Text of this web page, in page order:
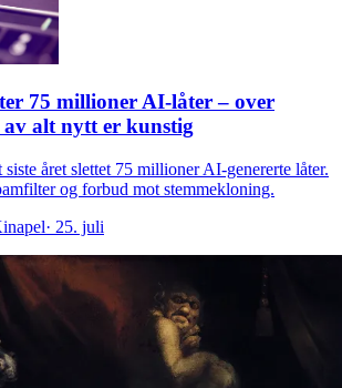
75 millioner AI-låter – over
alt nytt er kunstig
året slettet 75 millioner AI-genererte låter.
og forbud mot stemmekloning.
· 25. juli